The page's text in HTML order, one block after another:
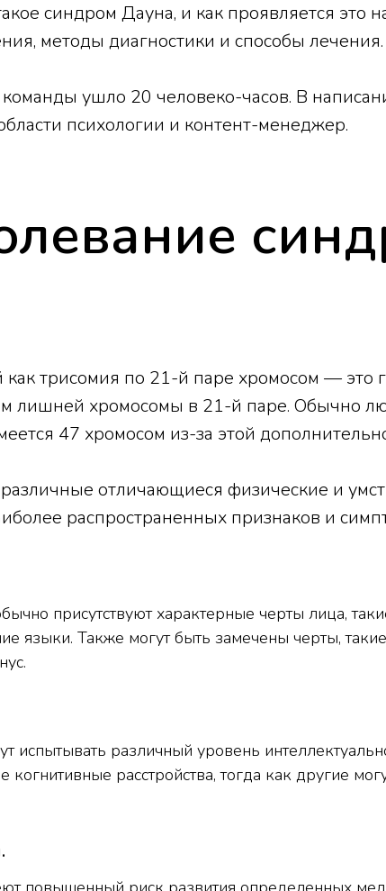
синдром Дауна, и как проявляется это
методы диагностики и способы лечения.
ушло 20 человеко-часов. В
психологии и контент-менеджер.
трисомия по 21-й паре хромосом — это
лишней хромосомы в 21-й паре. Обычно
47 хромосом из-за этой
отличающиеся физические и
распространенных признаков и
присутствуют характерные черты лица,
языки. Также могут быть замечены черты,
различный уровень
расстройства, тогда как другие